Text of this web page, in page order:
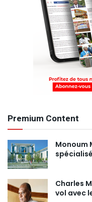
Premium Content
Monoum
Charles
vol avec